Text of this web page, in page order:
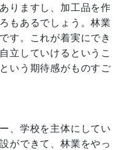
りますし、加工品を作
もあるでしょう。林業
す。これが着実にでき
立していけるというこ
いう期待感がものすご
、学校を主体にしてい
ができて、林業をやっ